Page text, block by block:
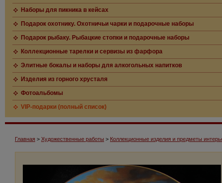
Наборы для пикника в кейсах
Подарок охотнику. Охотничьи чарки и подарочные наборы
Подарок рыбаку. Рыбацкие стопки и подарочные наборы
Коллекционные тарелки и сервизы из фарфора
Элитные бокалы и наборы для алкогольных напитков
Изделия из горного хрусталя
Фотоальбомы
VIP-подарки (полный список)
Главная > Художественные работы > Коллекционные изделия и предметы